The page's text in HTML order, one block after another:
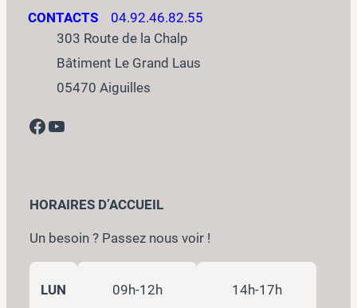
CONTACTS
04.92.46.82.55
303 Route de la Chalp
Bâtiment Le Grand Laus
05470 Aiguilles
Facebook YouTube
HORAIRES D’ACCUEIL
Un besoin ? Passez nous voir !
LUN 09h-12h 14h-17h